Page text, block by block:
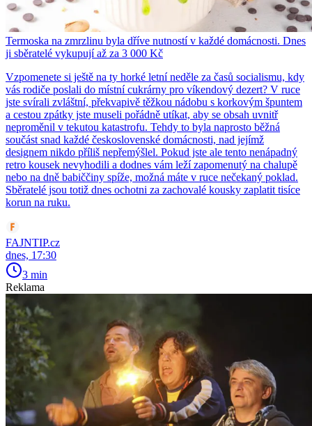
Termoska na zmrzlinu byla dříve nutností v každé domácnosti. Dnes
ji sběratelé vykupují až za 3 000 Kč
Vzpomenete si ještě na ty horké letní neděle za časů socialismu, kdy
vás rodiče poslali do místní cukrárny pro víkendový dezert? V ruce
jste svírali zvláštní, překvapivě těžkou nádobu s korkovým špuntem
a cestou zpátky jste museli pořádně utíkat, aby se obsah uvnitř
neproměnil v tekutou katastrofu. Tehdy to byla naprosto běžná
součást snad každé československé domácnosti, nad jejímž
designem nikdo příliš nepřemýšlel. Pokud jste ale tento nenápadný
retro kousek nevyhodili a dodnes vám leží zapomenutý na chalupě
nebo na dně babiččiny spíže, možná máte v ruce nečekaný poklad.
Sběratelé jsou totiž dnes ochotni za zachovalé kousky zaplatit tisíce
korun na ruku.
FAJNTIP.cz
dnes, 17:30
3 min
Reklama